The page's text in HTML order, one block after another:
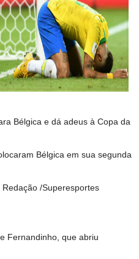
Bélgica e dá adeus à Copa da
Bélgica em sua segunda
/Superesportes
Fernandinho, que abriu